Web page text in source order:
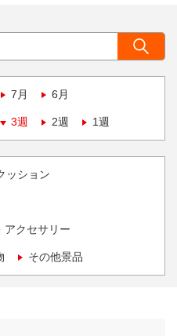
7月 6月
3週 2週 1週
ッション
アクセサリー
その他景品